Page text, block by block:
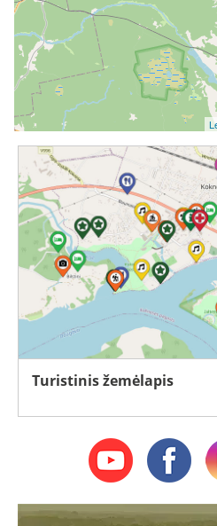
Turistinis žemėlapis